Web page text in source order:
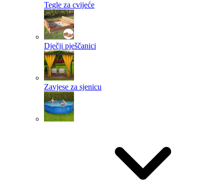
Tegle za cvijeće
Dječji pješčanici
Zavjese za sjenicu